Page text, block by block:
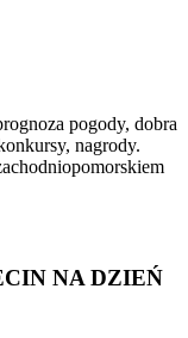
pogody, dobra
nagrody.
NA DZIEŃ